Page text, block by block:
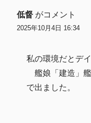
低督 がコメント
2025年10月4日 16:34
私の環境だとデ
艦娘「建造」艦
で出ました。